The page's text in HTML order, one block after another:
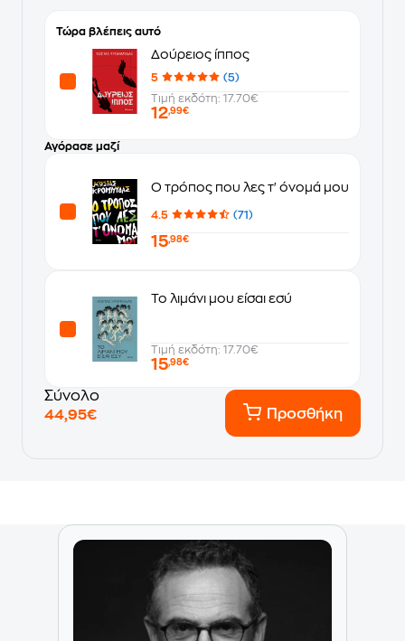
Τώρα βλέπεις αυτό
Δούρειος ίππος
5
(5)
Τιμή εκδότη: 17.70€
12,99€
Αγόρασε μαζί
Ο τρόπος που λες τ' όνομά μου
4.5 (71)
15,98€
Το λιμάνι μου είσαι εσύ
Τιμή εκδότη: 17.70€
15,98€
Σύνολο
44,95€
Προσθήκη